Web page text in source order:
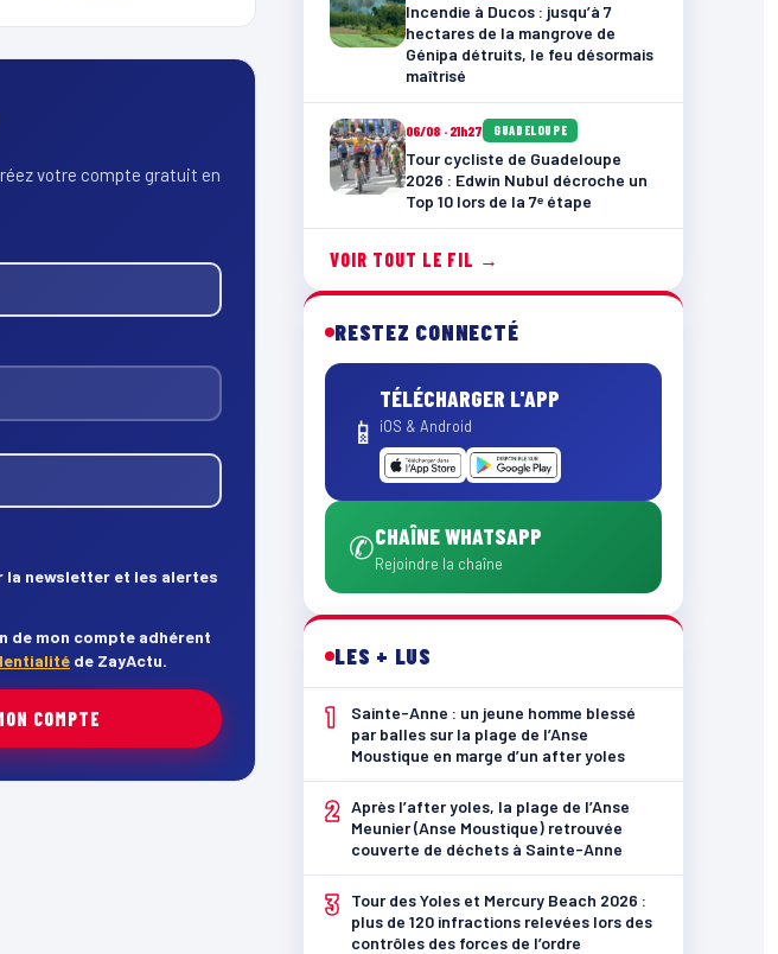
votre compte gratuit en
la newsletter et les alertes
de mon compte adhérent
de ZayActu.
COMPTE
Incendie à Ducos : jusqu’à 7
hectares de la mangrove de
Génipa détruits, le feu désormais
maîtrisé
06/08 · 21h27 GUADELOUPE
Tour cycliste de Guadeloupe
2026 : Edwin Nubul décroche un
Top 10 lors de la 7ᵉ étape
VOIR TOUT LE FIL →
RESTEZ CONNECTÉ
📱
TÉLÉCHARGER L'APP
iOS & Android
✆CHAÎNE WHATSAPP
Rejoindre la chaîne
LES + LUS
1
Sainte-Anne : un jeune homme blessé
par balles sur la plage de l’Anse
Moustique en marge d’un after yoles
2 Après l’after yoles, la plage de l’Anse
Meunier (Anse Moustique) retrouvée
couverte de déchets à Sainte-Anne
3
Tour des Yoles et Mercury Beach 2026 :
plus de 120 infractions relevées lors des
contrôles des forces de l’ordre